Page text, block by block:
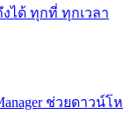
ได้ ทุกที่ ทุกเวลา
ช่วยดาวน์โห